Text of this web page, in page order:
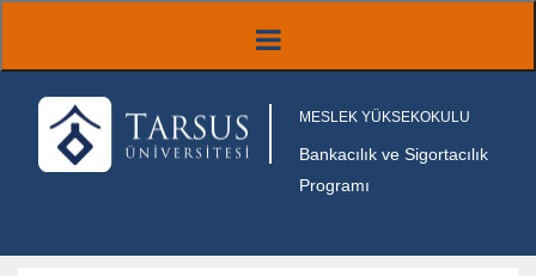
MESLEK YÜKSEKOKULU
Bankacılık ve Sigortacılık
Programı